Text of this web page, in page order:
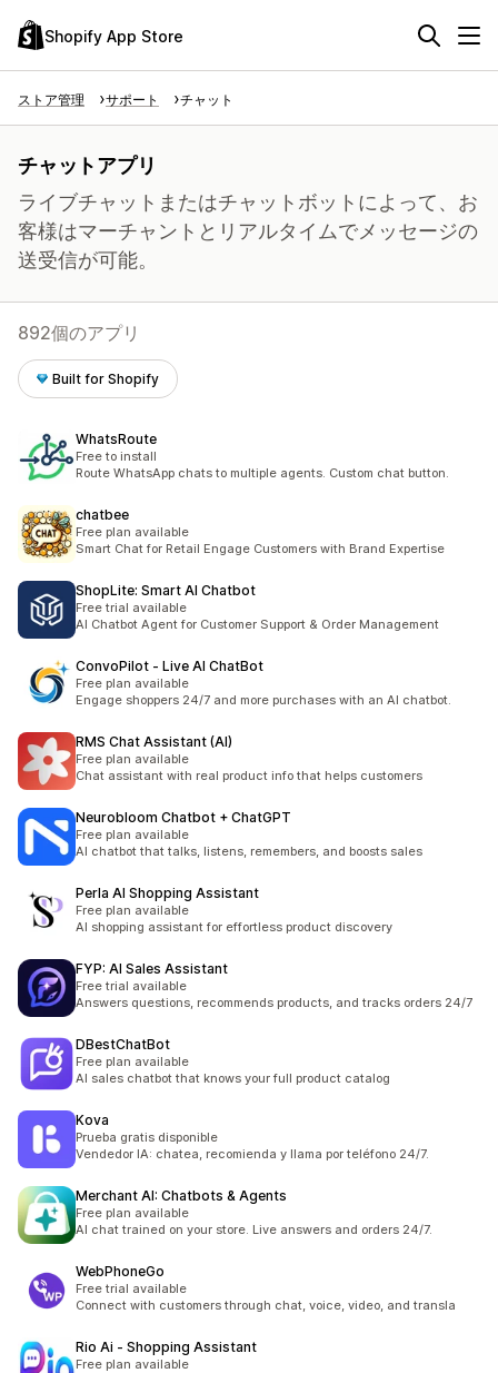
Shopify App Store
ストア管理 サポート チャット
チャットアプリ
ライブチャットまたはチャットボットによって、お
客様はマーチャントとリアルタイムでメッセージの
送受信が可能。
892個のアプリ
Built for Shopify
WhatsRoute
Free to install
Route WhatsApp chats to multiple agents. Custom chat button.
chatbee
Free plan available
Smart Chat for Retail Engage Customers with Brand Expertise
ShopLite: Smart AI Chatbot
Free trial available
AI Chatbot Agent for Customer Support & Order Management
ConvoPilot ‑ Live AI ChatBot
Free plan available
Engage shoppers 24/7 and more purchases with an AI chatbot.
RMS Chat Assistant (AI)
Free plan available
Chat assistant with real product info that helps customers
Neurobloom Chatbot + ChatGPT
Free plan available
AI chatbot that talks, listens, remembers, and boosts sales
Perla AI Shopping Assistant
Free plan available
AI shopping assistant for effortless product discovery
FYP: AI Sales Assistant
Free trial available
Answers questions, recommends products, and tracks orders 24/7
DBestChatBot
Free plan available
AI sales chatbot that knows your full product catalog
Kova
Prueba gratis disponible
Vendedor IA: chatea, recomienda y llama por teléfono 24/7.
Merchant AI: Chatbots & Agents
Free plan available
AI chat trained on your store. Live answers and orders 24/7.
WebPhoneGo
Free trial available
Connect with customers through chat, voice, video, and transla
Rio Ai ‑ Shopping Assistant
Free plan available